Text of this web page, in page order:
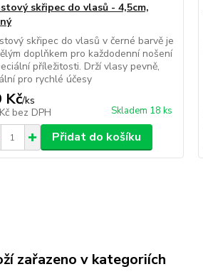
skřipec do vlasů - 4,5cm,
skřipec do vlasů v černé barvě je
doplňkem pro každodenní nošení
příležitosti. Drží vlasy pevně,
pro rychlé účesy
Kč/ks
bez DPH Skladem 18 ks
Přidat do košíku
zařazeno v kategoriích